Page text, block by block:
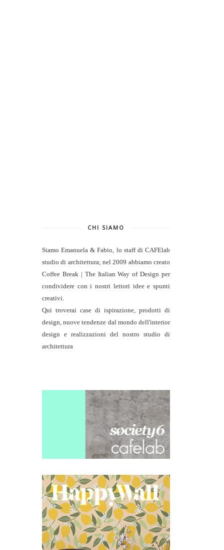
CHI SIAMO
Siamo Emanuela & Fabio, lo staff di CAFElab
studio di architettura; nel 2009 abbiamo creato
Coffee Break | The Italian Way of Design per
condividere con i nostri lettori idee e spunti
creativi.
Qui troverai case di ispirazione, prodotti di
design, nuove tendenze dal mondo dell'interior
design e realizzazioni del nostro studio di
architettura